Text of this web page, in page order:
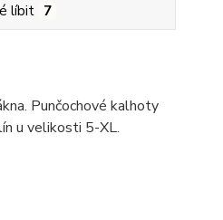
líbit 7
Punčochové kalhoty
u velikosti 5-XL.